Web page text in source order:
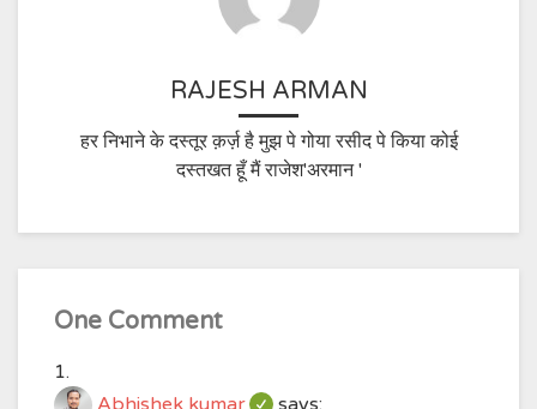
RAJESH ARMAN
हर निभाने के दस्तूर क़र्ज़ है मुझ पे गोया रसीद पे किया कोई
दस्तखत हूँ मैं राजेश'अरमान '
One Comment